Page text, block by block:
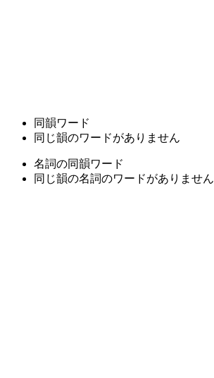
同韻ワード
同じ韻のワードがありません
名詞の同韻ワード
同じ韻の名詞のワードがありません